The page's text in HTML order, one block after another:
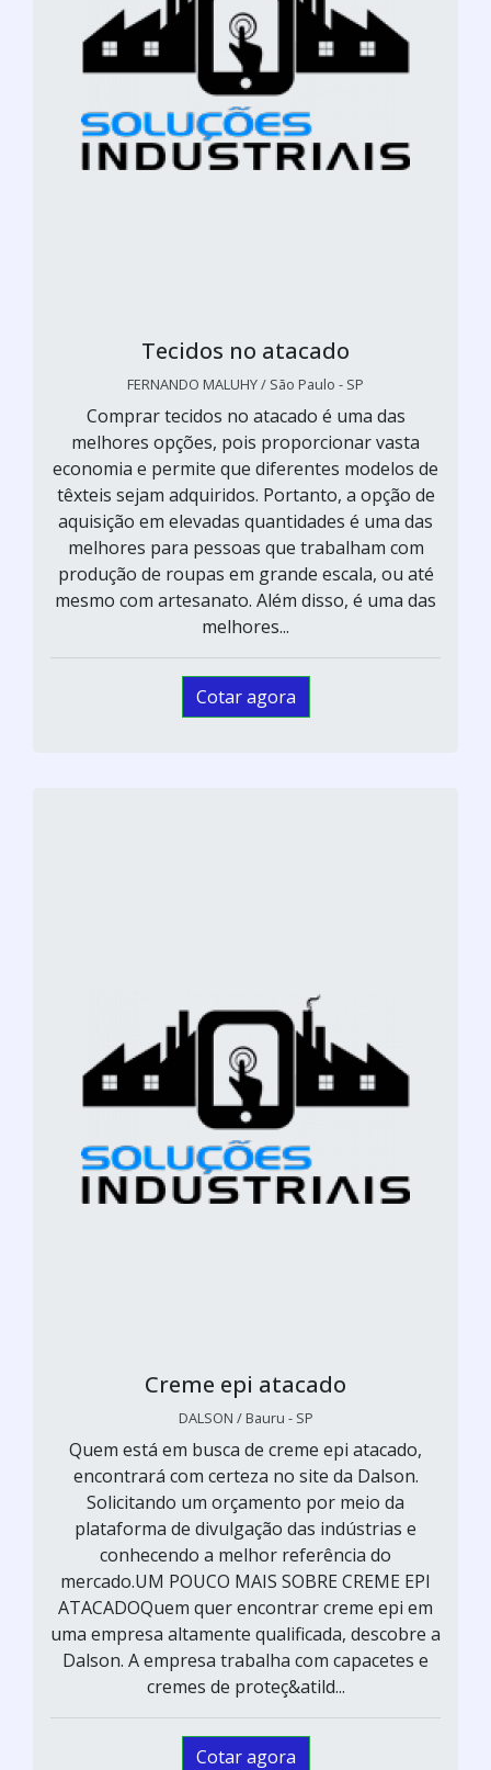
Tecidos no atacado
FERNANDO MALUHY / São Paulo - SP
Comprar tecidos no atacado é uma das
melhores opções, pois proporcionar vasta
economia e permite que diferentes modelos de
têxteis sejam adquiridos. Portanto, a opção de
aquisição em elevadas quantidades é uma das
melhores para pessoas que trabalham com
produção de roupas em grande escala, ou até
mesmo com artesanato. Além disso, é uma das
melhores...
Cotar agora
Creme epi atacado
DALSON / Bauru - SP
Quem está em busca de creme epi atacado,
encontrará com certeza no site da Dalson.
Solicitando um orçamento por meio da
plataforma de divulgação das indústrias e
conhecendo a melhor referência do
mercado.UM POUCO MAIS SOBRE CREME EPI
ATACADOQuem quer encontrar creme epi em
uma empresa altamente qualificada, descobre a
Dalson. A empresa trabalha com capacetes e
cremes de proteç&atild...
Cotar agora